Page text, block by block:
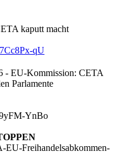
kaputt macht
qU
- EU-Kommission: CETA
Parlamente
YnBo
EU-Freihandelsabkommen-